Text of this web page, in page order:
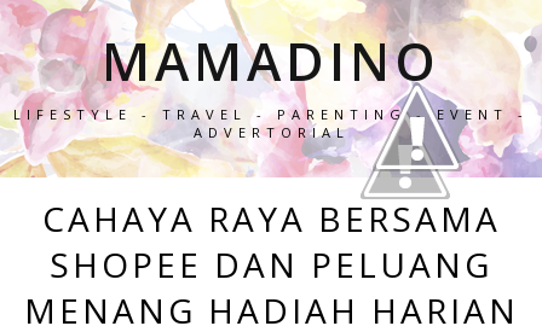
MAMADINO
LIFESTYLE - TRAVEL - PARENTING - EVENT -
ADVERTORIAL
CAHAYA RAYA BERSAMA
SHOPEE DAN PELUANG
MENANG HADIAH HARIAN